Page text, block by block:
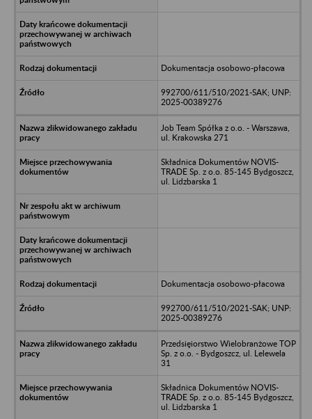
Dokumentacja osobowo-płacowa
992700/611/510/2021-SAK; UNP:
2025-00389276
Job Team Spółka z o.o. - Warszawa,
ul. Krakowska 271
Składnica Dokumentów NOVIS-
TRADE Sp. z o.o. 85-145 Bydgoszcz,
ul. Lidzbarska 1
Dokumentacja osobowo-płacowa
992700/611/510/2021-SAK; UNP:
2025-00389276
Przedsięiorstwo Wielobranżowe TOP
Sp. z o.o. - Bydgoszcz, ul. Lelewela
31
Składnica Dokumentów NOVIS-
TRADE Sp. z o.o. 85-145 Bydgoszcz,
ul. Lidzbarska 1